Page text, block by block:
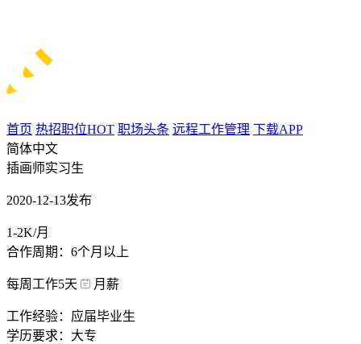
首页 热招职位HOT 职场头条 远程工作管理 下载APP
简体中文
插画师实习生
2020-12-13发布
1-2K/月
合作周期：6个月以上
每周工作5天 月薪
工作经验：应届毕业生
学历要求：大专